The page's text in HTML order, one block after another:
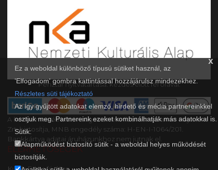
x
Ez a weboldal különböző típusú sütiket használ, az
'Elfogadom' gombra kattintással hozzájárulsz mindezekhez.
Részletes süti tájékoztató
Az így gyűjtött adatokat elemző, hirdető és média partnereinkkel
osztjuk meg. Partnereink ezeket kombinálhatják más adatokkal is.
Sütik:
Alapműködést biztosító sütik - a weboldal helyes működését
biztosítják.
Pénztár nyitvatartása: kezdés előtt fél órával.
A kényelmes és biztonságos online fizetést a Barion Payment
Zrt. biztosítja, MNB engedély száma: H-EN-I-1064/201.
Bankkártya adatai áruházunkhoz nem jutnak el.
ELÉRHETŐSÉGEK